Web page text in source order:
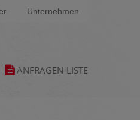
Unternehmen
ANFRAGEN-LISTE